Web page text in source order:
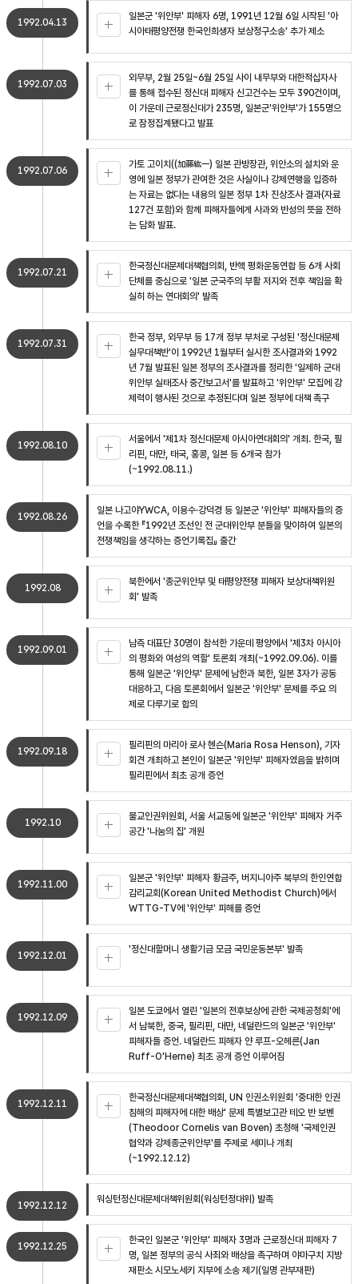
1992.04.13
일본군 '위안부' 피해자 6명, 1991년 12월 6일 시작된 '아
시아태평양전쟁 한국인희생자 보상청구소송' 추가 제소
1992.07.03
외무부, 2월 25일~6월 25일 사이 내무부와 대한적십자사
를 통해 접수된 정신대 피해자 신고건수는 모두 390건이며,
이 가운데 근로정신대가 235명, 일본군'위안부'가 155명으
로 잠정집계됐다고 발표
1992.07.06
가토 고이치((加藤紘一) 일본 관방장관, 위안소의 설치와 운
영에 일본 정부가 관여한 것은 사실이나 강제연행을 입증하
는 자료는 없다는 내용의 일본 정부 1차 진상조사 결과(자료
127건 포함)와 함께 피해자들에게 사과와 반성의 뜻을 전하
는 담화 발표.
1992.07.21
한국정신대문제대책협의회, 반핵 평화운동연합 등 6개 사회
단체를 중심으로 '일본 군국주의 부활 저지와 전후 책임을 확
실히 하는 연대회의' 발족
1992.07.31
한국 정부, 외무부 등 17개 정부 부처로 구성된 '정신대문제
실무대책반'이 1992년 1월부터 실시한 조사결과와 1992
년 7월 발표된 일본 정부의 조사결과를 정리한 '일제하 군대
위안부 실태조사 중간보고서'를 발표하고 '위안부' 모집에 강
제력이 행사된 것으로 추정된다며 일본 정부에 대책 촉구
1992.08.10
서울에서 '제1차 정신대문제 아시아연대회의' 개최. 한국, 필
리핀, 대만, 태국, 홍콩, 일본 등 6개국 참가
(~1992.08.11.)
1992.08.26
일본 나고야YWCA, 이용수·강덕경 등 일본군 '위안부' 피해자들의 증
언을 수록한 『1992년 조선인 전 군대위안부 분들을 맞이하여 일본의
전쟁책임을 생각하는 증언기록집』 출간
1992.08
북한에서 '종군위안부 및 태평양전쟁 피해자 보상대책위원
회' 발족
1992.09.01
남측 대표단 30명이 참석한 가운데 평양에서 '제3차 아시아
의 평화와 여성의 역할' 토론회 개최(~1992.09.06). 이를
통해 일본군 '위안부' 문제에 남한과 북한, 일본 3자가 공동
대응하고, 다음 토론회에서 일본군 '위안부' 문제를 주요 의
제로 다루기로 합의
1992.09.18
필리핀의 마리아 로사 헨슨(Maria Rosa Henson), 기자
회견 개최하고 본인이 일본군 '위안부' 피해자였음을 밝히며
필리핀에서 최초 공개 증언
1992.10
불교인권위원회, 서울 서교동에 일본군 '위안부' 피해자 거주
공간 '나눔의 집' 개원
1992.11.00
일본군 '위안부' 피해자 황금주, 버지니아주 북부의 한인연합
감리교회(Korean United Methodist Church)에서
WTTG-TV에 '위안부' 피해를 증언
1992.12.01
'정신대할머니 생활기금 모금 국민운동본부' 발족
1992.12.09
일본 도쿄에서 열린 '일본의 전후보상에 관한 국제공청회'에
서 남북한, 중국, 필리핀, 대만, 네덜란드의 일본군 '위안부'
피해자들 증언. 네덜란드 피해자 얀 루프-오헤른(Jan
Ruff-O'Herne) 최초 공개 증언 이루어짐
1992.12.11
한국정신대문제대책협의회, UN 인권소위원회 '중대한 인권
침해의 피해자에 대한 배상' 문제 특별보고관 테오 반 보벤
(Theodoor Cornelis van Boven) 초청해 '국제인권
협약과 강제종군위안부'를 주제로 세미나 개최
(~1992.12.12)
1992.12.12
워싱턴정신대문제대책위원회(워싱턴정대위) 발족
1992.12.25
한국인 일본군 '위안부' 피해자 3명과 근로정신대 피해자 7
명, 일본 정부의 공식 사죄와 배상을 촉구하며 야마구치 지방
재판소 시모노세키 지부에 소송 제기(일명 관부재판)